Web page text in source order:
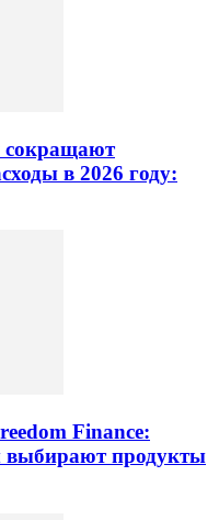
сокращают
в 2026 году:
Finance:
продукты